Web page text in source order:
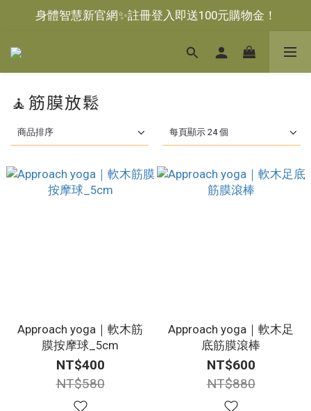
身體智慧新官網✨註冊登入即送100元購物金！
🧘筋膜放鬆
商品排序 每頁顯示 24 個
Approach yoga｜軟木筋
膜按摩球_5cm
NT$400
NT$580
Approach yoga｜軟木足
底筋膜滾棒
NT$600
NT$880